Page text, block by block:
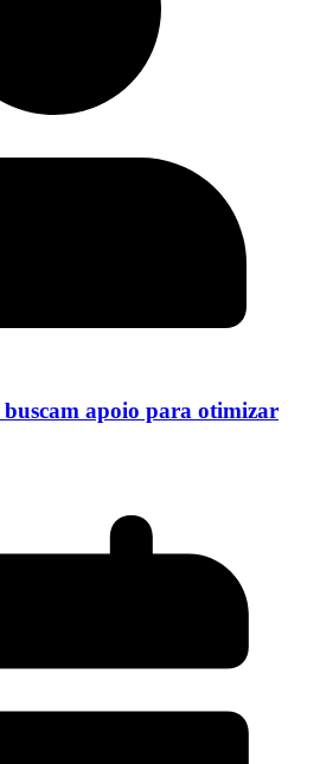
buscam apoio para otimizar